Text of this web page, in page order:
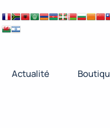
Actualité